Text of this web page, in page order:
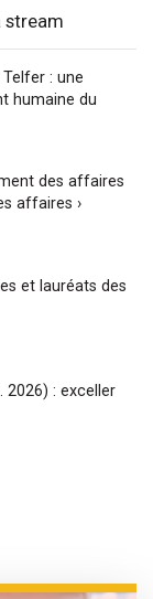
stream
: une
humaine du
des affaires
affaires ›
et lauréats des
2026) : exceller